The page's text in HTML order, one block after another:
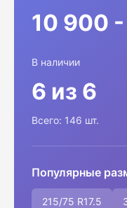
10 900
В наличии
6 из 6
Всего: 146 шт.
Популярные
215/75 R17.5